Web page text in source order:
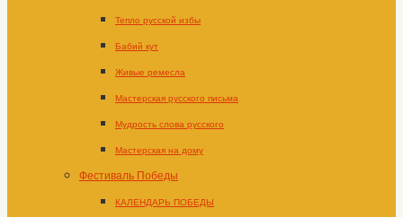
Тепло русской избы
Бабий кут
Живые ремесла
Мастерская русского письма
Мудрость слова русского
Мастерская на дому
Фестиваль Победы
КАЛЕНДАРЬ ПОБЕДЫ